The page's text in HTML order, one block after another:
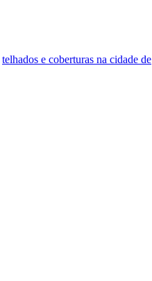
telhados e coberturas na cidade de